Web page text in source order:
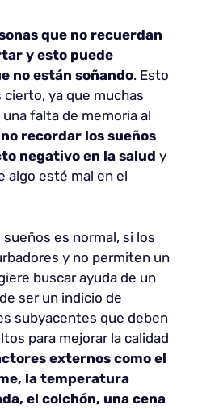
que no recuerdan
y esto puede
no están soñando. Esto
ya que muchas
falta de memoria al
no recordar los sueños
negativo en la salud y
algo esté mal en el
es normal, si los
y no permiten un
buscar ayuda de un
ser un indicio de
subyacentes que deben
para mejorar la calidad
externos como el
la temperatura
el colchón, una cena